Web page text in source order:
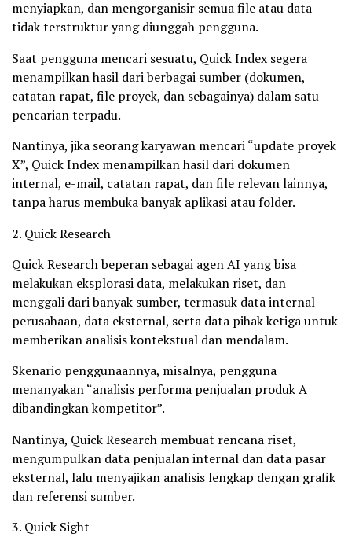
menyiapkan, dan mengorganisir semua file atau data
tidak terstruktur yang diunggah pengguna.
Saat pengguna mencari sesuatu, Quick Index segera
menampilkan hasil dari berbagai sumber (dokumen,
catatan rapat, file proyek, dan sebagainya) dalam satu
pencarian terpadu.
Nantinya, jika seorang karyawan mencari “update proyek
X”, Quick Index menampilkan hasil dari dokumen
internal, e-mail, catatan rapat, dan file relevan lainnya,
tanpa harus membuka banyak aplikasi atau folder.
2. Quick Research
Quick Research beperan sebagai agen AI yang bisa
melakukan eksplorasi data, melakukan riset, dan
menggali dari banyak sumber, termasuk data internal
perusahaan, data eksternal, serta data pihak ketiga untuk
memberikan analisis kontekstual dan mendalam.
Skenario penggunaannya, misalnya, pengguna
menanyakan “analisis performa penjualan produk A
dibandingkan kompetitor”.
Nantinya, Quick Research membuat rencana riset,
mengumpulkan data penjualan internal dan data pasar
eksternal, lalu menyajikan analisis lengkap dengan grafik
dan referensi sumber.
3. Quick Sight